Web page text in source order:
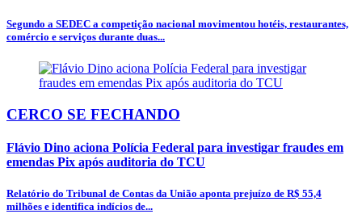
Segundo a SEDEC a competição nacional movimentou hotéis, restaurantes,
comércio e serviços durante duas...
CERCO SE FECHANDO
Flávio Dino aciona Polícia Federal para investigar fraudes em
emendas Pix após auditoria do TCU
Relatório do Tribunal de Contas da União aponta prejuízo de R$ 55,4
milhões e identifica indícios de...